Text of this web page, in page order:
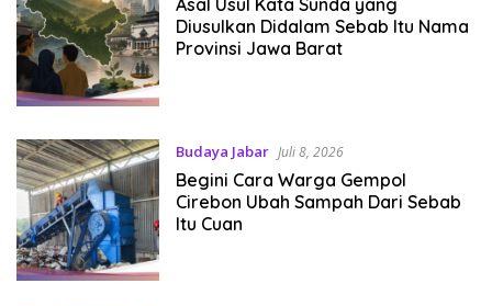
Asal Usul Kata Sunda yang
Diusulkan Didalam Sebab Itu Nama
Provinsi Jawa Barat
Budaya Jabar Juli 8, 2026
Begini Cara Warga Gempol
Cirebon Ubah Sampah Dari Sebab
Itu Cuan